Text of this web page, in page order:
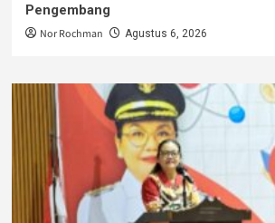
Pengembang
Nor Rochman Agustus 6, 2026